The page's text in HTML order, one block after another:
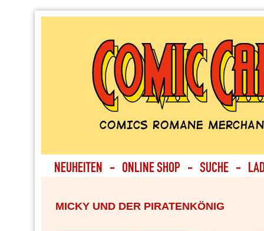
MICKY UND DER PIRATENKÖNIG